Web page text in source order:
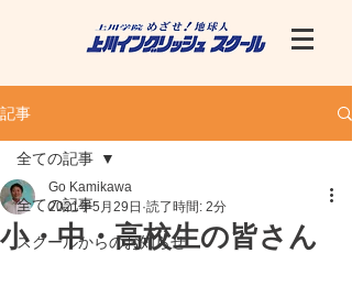
記事
全ての記事
スクールからのお知らせ
全ての記事
小・中・高校生の皆さん
Go Kamikawa
2021年5月29日 読了時間: 2分